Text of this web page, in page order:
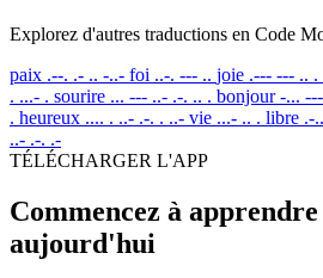
Explorez d'autres traductions en Code
paix .--. .- .. -..- foi ..-. --- .. joie .--- --- .. .
. ...- . sourire ... --- ..- .-. .. . bonjour -...
. heureux .... . ..- .-. . ..- vie ...- .. . libre .-
..- .-. .-
TÉLÉCHARGER L'APP
Commencez à
aujourd'hui